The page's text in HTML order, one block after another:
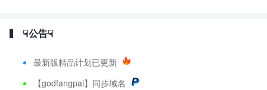
☟公告☟
最新版精品计划已更新
【godfangpai】同步域名